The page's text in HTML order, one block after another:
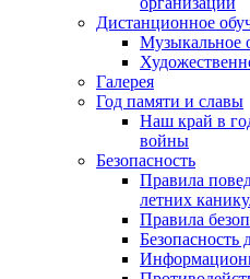
Дистанционное
Музыкальное
Галерея
Год памяти и славы
Наш край в
войны
Безопасность
Правила
летних
Правила